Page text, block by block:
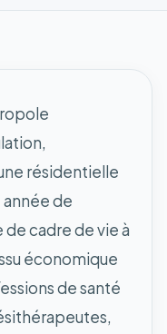
résidentielle
de
cadre de vie à
économique
de santé